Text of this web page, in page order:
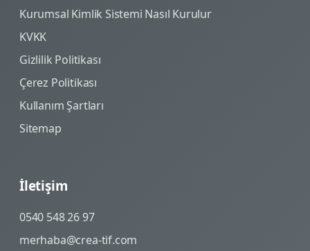
Kurumsal Kimlik Sistemi Nasıl Kurulur
KVKK
Gizlilik Politikası
Çerez Politikası
Kullanım Şartları
Sitemap
İletişim
0540 548 26 97
merhaba@crea-tif.com